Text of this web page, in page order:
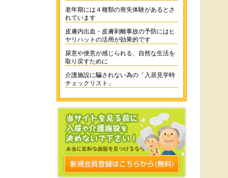
老年期には４種類の喪失体験があるとさ
れています
皮膚内出血・皮膚剥離事故の予防にはヒ
ヤリハットの活用が効果的です
尿意や便意が感じられる、自然な生活を
取り戻すために
介護施設に騙されない為の「入居見学時
チェックリスト」